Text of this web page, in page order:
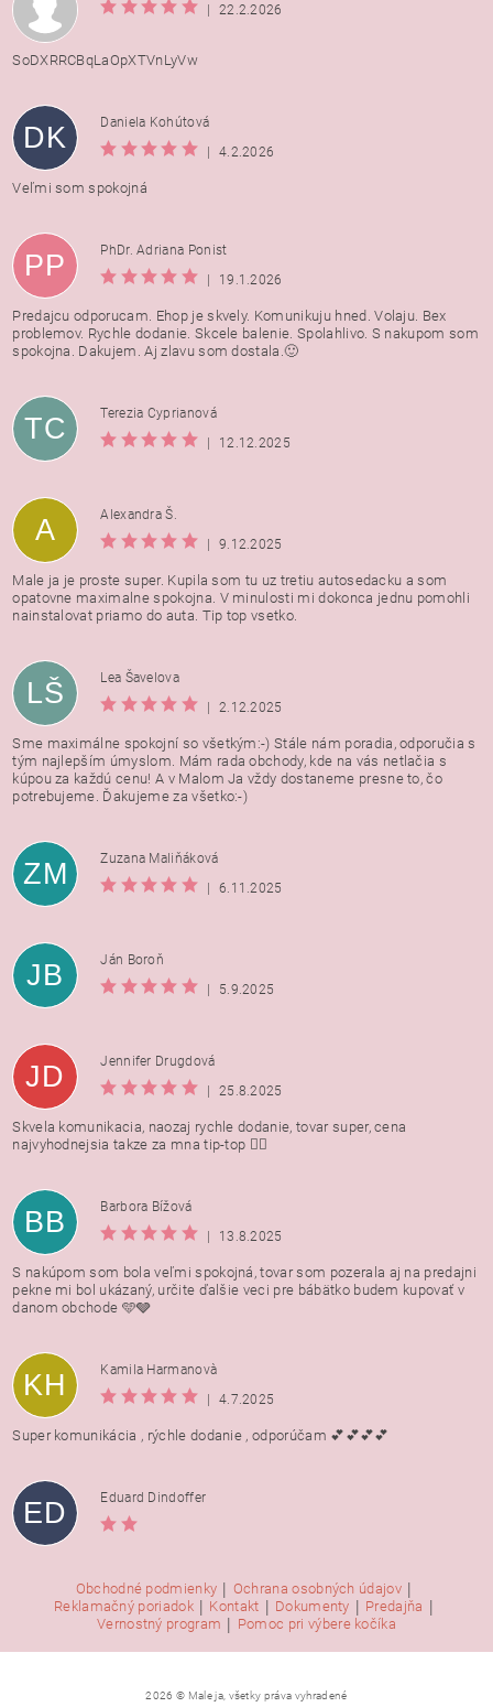
| 22.2.2026
SoDXRRCBqLaOpXTVnLyVw
DK
Daniela Kohútová
|
4.2.2026
Veľmi som spokojná
PP
PhDr. Adriana Ponist
|
19.1.2026
Predajcu odporucam. Ehop je skvely. Komunikuju hned. Volaju. Bex
problemov. Rychle dodanie. Skcele balenie. Spolahlivo. S nakupom som
spokojna. Dakujem. Aj zlavu som dostala.🙂
TC
Terezia Cyprianová
|
12.12.2025
A
Alexandra Š.
|
9.12.2025
Male ja je proste super. Kupila som tu uz tretiu autosedacku a som
opatovne maximalne spokojna. V minulosti mi dokonca jednu pomohli
nainstalovat priamo do auta. Tip top vsetko.
LŠ
Lea Šavelova
|
2.12.2025
Sme maximálne spokojní so všetkým:-) Stále nám poradia, odporučia s
tým najlepším úmyslom. Mám rada obchody, kde na vás netlačia s
kúpou za každú cenu! A v Malom Ja vždy dostaneme presne to, čo
potrebujeme. Ďakujeme za všetko:-)
ZM
Zuzana Maliňáková
|
6.11.2025
JB
Ján Boroň
|
5.9.2025
JD
Jennifer Drugdová
|
25.8.2025
Skvela komunikacia, naozaj rychle dodanie, tovar super, cena
najvyhodnejsia takze za mna tip-top 👍🏻
BB
Barbora Bížová
|
13.8.2025
S nakúpom som bola veľmi spokojná, tovar som pozerala aj na predajni
pekne mi bol ukázaný, určite ďalšie veci pre bábätko budem kupovať v
danom obchode 🩵🩶
KH
Kamila Harmanovà
|
4.7.2025
Super komunikácia , rýchle dodanie , odporúčam 💕💕💕💕
ED Eduard Dindoffer
Obchodné podmienky | Ochrana osobných údajov |
Reklamačný poriadok | Kontakt | Dokumenty | Predajňa |
Vernostný program | Pomoc pri výbere kočíka
2026 © Male ja, všetky práva vyhradené